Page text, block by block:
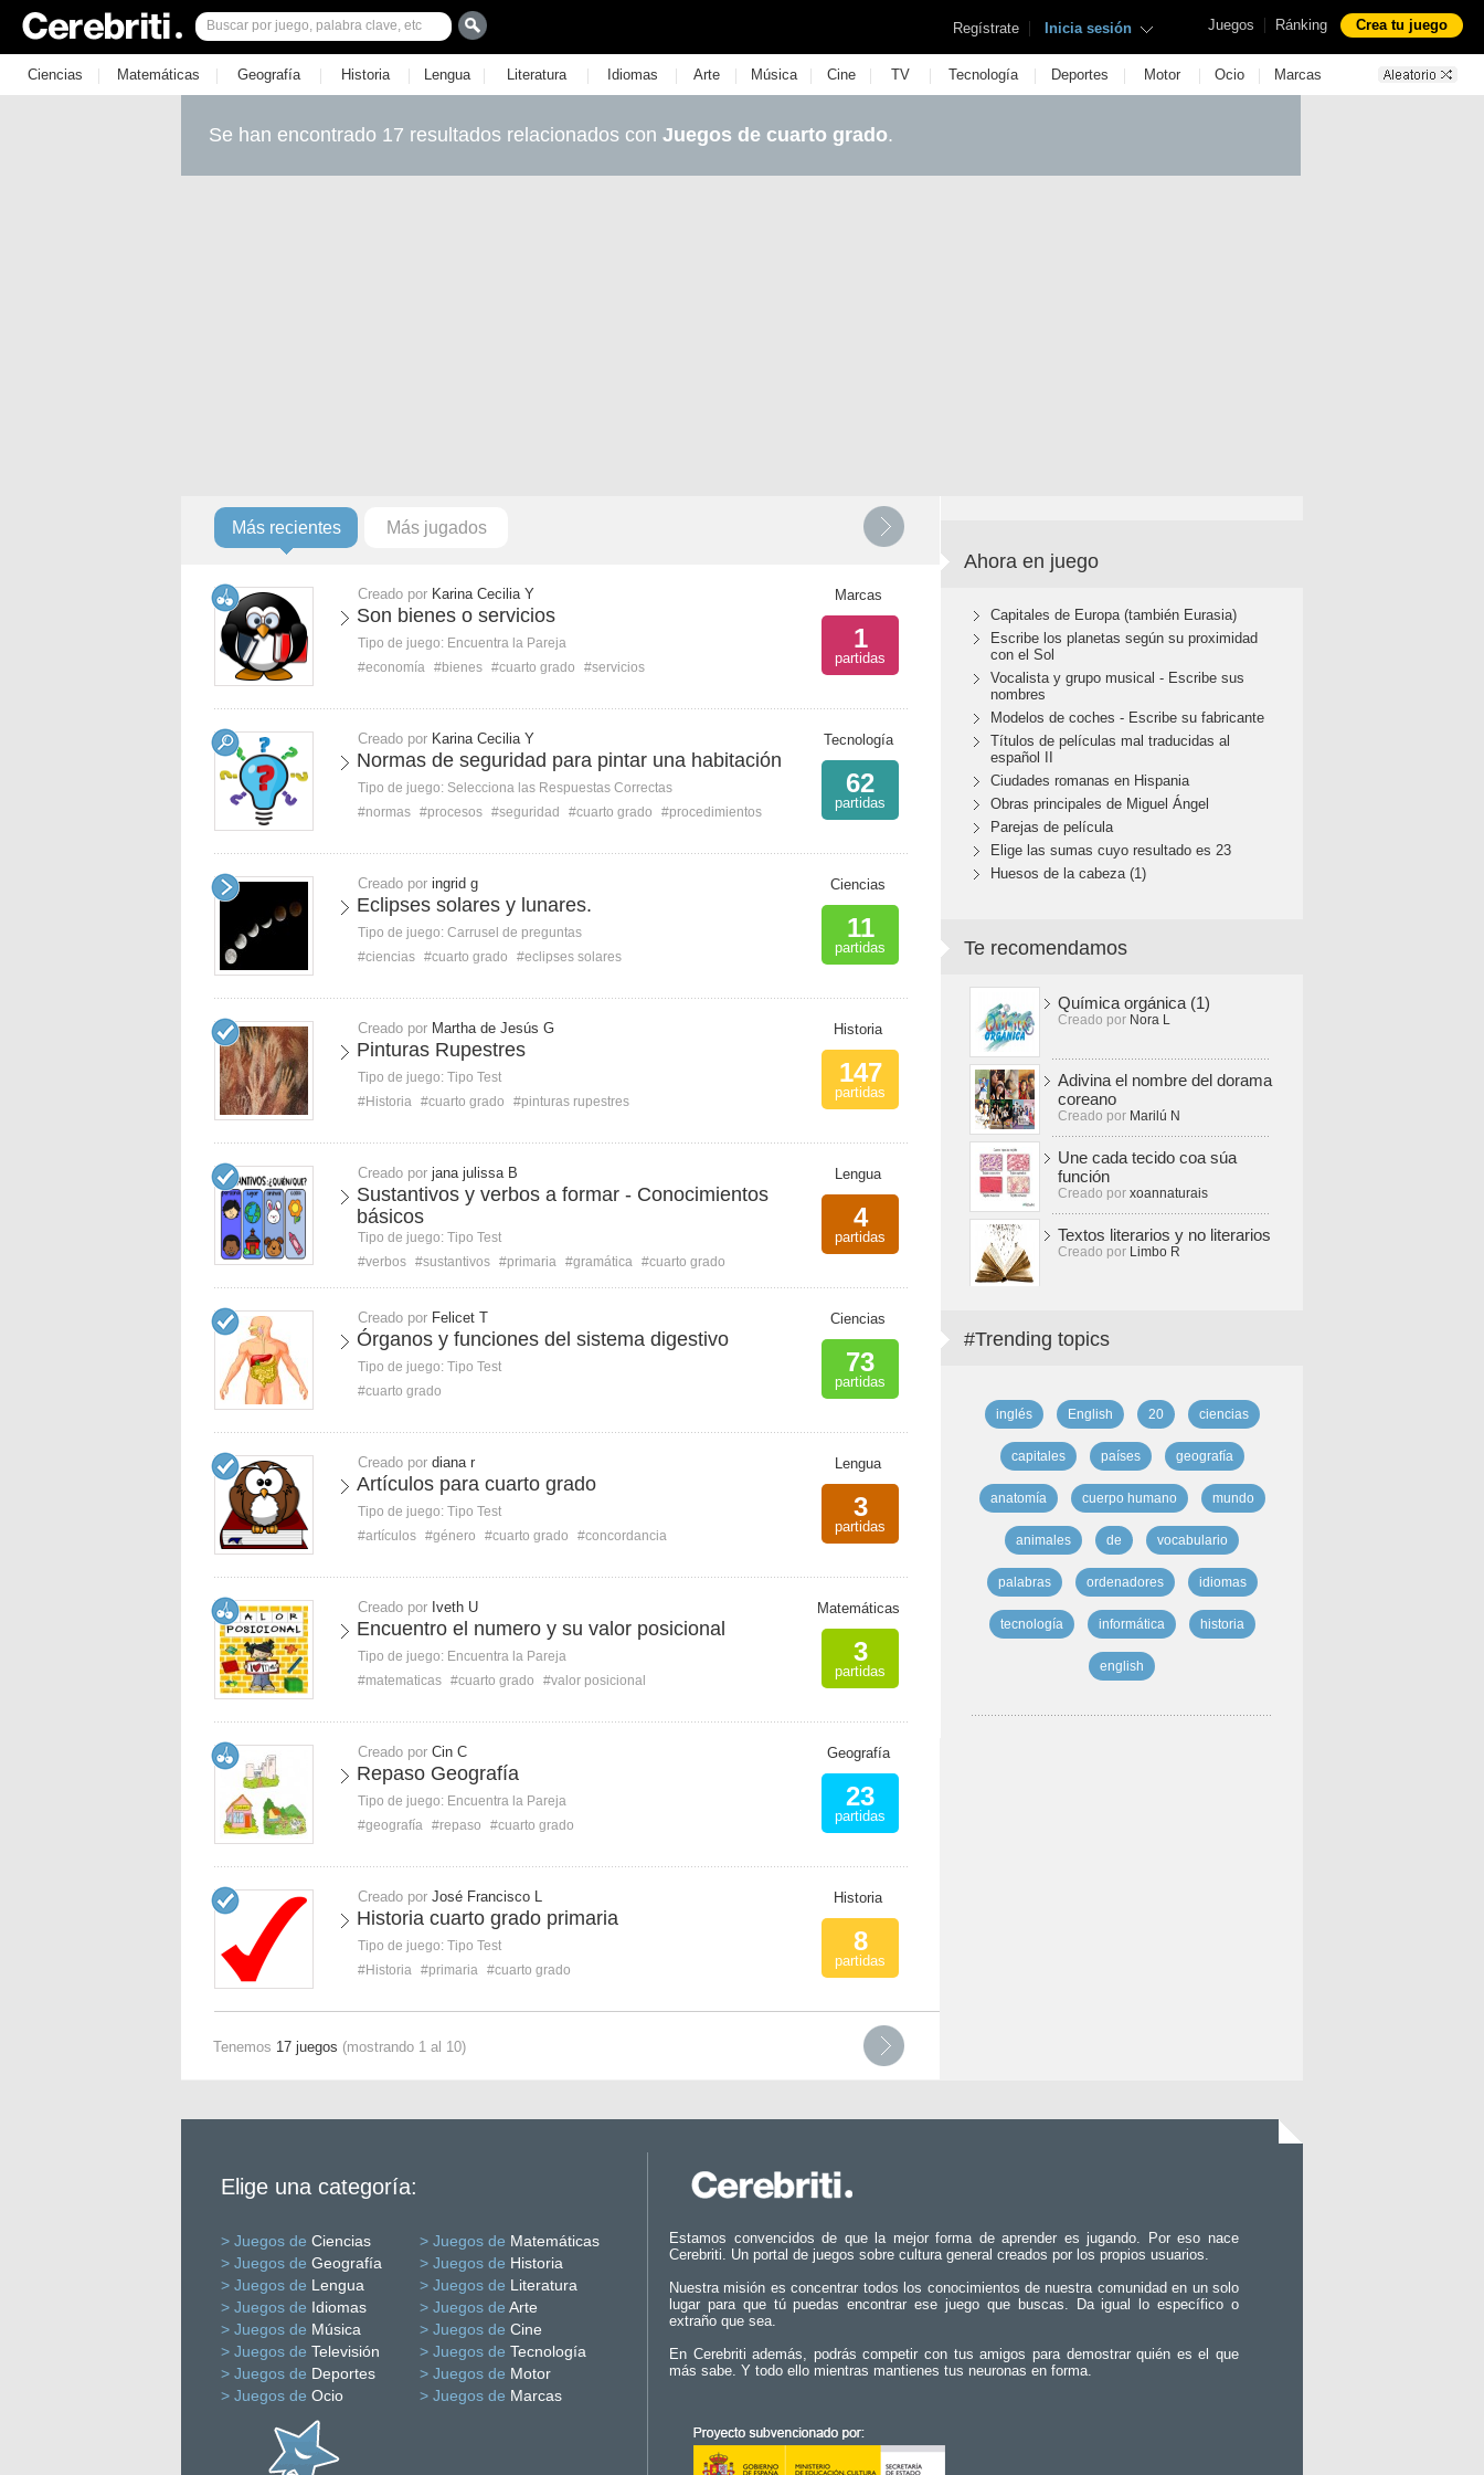
Juegos | Ránking Crea tu juego
Regístrate | Inicia sesión
Ciencias | Matemáticas | Geografía | Historia | Lengua | Literatura | Idiomas | Arte | Música | Cine | TV | Tecnología | Deportes | Motor | Ocio | Marcas
Se han encontrado 17 resultados relacionados con Juegos de cuarto grado.
Más recientes Más jugados
Creado por Karina Cecilia Y
Son bienes o servicios
Tipo de juego: Encuentra la Pareja
#economía #bienes #cuarto grado #servicios
Marcas
1
partidas
Creado por Karina Cecilia Y
Normas de seguridad para pintar una habitación
Tipo de juego: Selecciona las Respuestas Correctas
#normas #procesos #seguridad #cuarto grado #procedimientos
Tecnología
62
partidas
Creado por ingrid g
Eclipses solares y lunares.
Tipo de juego: Carrusel de preguntas
#ciencias #cuarto grado #eclipses solares
Ciencias
11
partidas
Creado por Martha de Jesús G
Pinturas Rupestres
Tipo de juego: Tipo Test
#Historia #cuarto grado #pinturas rupestres
Historia
147
partidas
Creado por jana julissa B
Sustantivos y verbos a formar - Conocimientos
básicos
Tipo de juego: Tipo Test
#verbos #sustantivos #primaria #gramática #cuarto grado
Lengua
4
partidas
Creado por Felicet T
Órganos y funciones del sistema digestivo
Tipo de juego: Tipo Test
#cuarto grado
Ciencias
73
partidas
Creado por diana r
Artículos para cuarto grado
Tipo de juego: Tipo Test
#artículos #género #cuarto grado #concordancia
Lengua
3
partidas
Creado por Iveth U
Encuentro el numero y su valor posicional
Tipo de juego: Encuentra la Pareja
#matematicas #cuarto grado #valor posicional
Matemáticas
3
partidas
Creado por Cin C
Repaso Geografía
Tipo de juego: Encuentra la Pareja
#geografía #repaso #cuarto grado
Geografía
23
partidas
Creado por José Francisco L
Historia cuarto grado primaria
Tipo de juego: Tipo Test
#Historia #primaria #cuarto grado
Historia
8
partidas
Tenemos 17 juegos (mostrando 1 al 10)
Ahora en juego
Capitales de Europa (también Eurasia)
Escribe los planetas según su proximidad
con el Sol
Vocalista y grupo musical - Escribe sus
nombres
Modelos de coches - Escribe su fabricante
Títulos de películas mal traducidas al
español II
Ciudades romanas en Hispania
Obras principales de Miguel Ángel
Parejas de película
Elige las sumas cuyo resultado es 23
Huesos de la cabeza (1)
Te recomendamos
Química orgánica (1)
Creado por Nora L
Adivina el nombre del dorama
coreano
Creado por Marilú N
Une cada tecido coa súa
función
Creado por xoannaturais
Textos literarios y no literarios
Creado por Limbo R
#Trending topics
inglés English 20 ciencias
capitales países geografía
anatomía cuerpo humano mundo
animales de vocabulario
palabras ordenadores idiomas
tecnología informática historia
english
Elige una categoría:
> Juegos de Ciencias > Juegos de Matemáticas
> Juegos de Geografía > Juegos de Historia
> Juegos de Lengua > Juegos de Literatura
> Juegos de Idiomas > Juegos de Arte
> Juegos de Música > Juegos de Cine
> Juegos de Televisión > Juegos de Tecnología
> Juegos de Deportes > Juegos de Motor
> Juegos de Ocio > Juegos de Marcas
Estamos convencidos de que la mejor forma de aprender es jugando. Por eso nace
Cerebriti. Un portal de juegos sobre cultura general creados por los propios usuarios.
Nuestra misión es concentrar todos los conocimientos de nuestra comunidad en un solo
lugar para que tú puedas encontrar ese juego que buscas. Da igual lo específico o
extraño que sea.
En Cerebriti además, podrás competir con tus amigos para demostrar quién es el que
más sabe. Y todo ello mientras mantienes tus neuronas en forma.